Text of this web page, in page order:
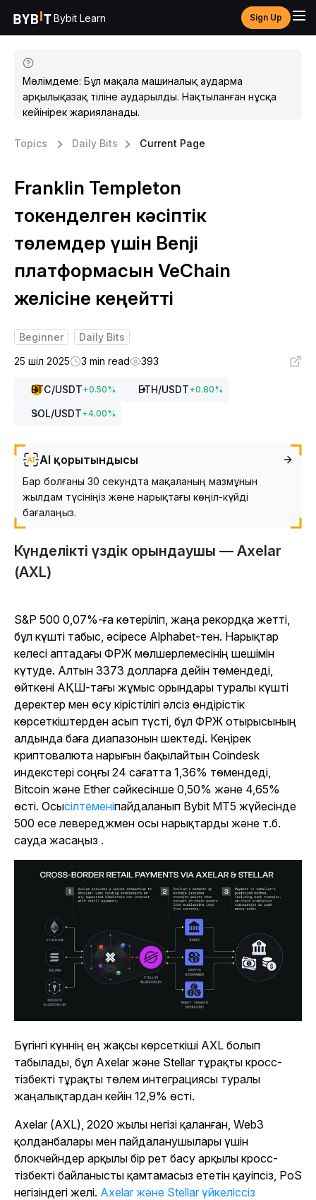
Bybit Learn Sign Up
Мәлімдеме: Бұл мақала машиналық аударма
арқылықазақ тіліне аударылды. Нақтыланған нұсқа
кейінірек жарияланады.
Topics Daily Bits Current Page
Franklin Templeton
токенделген кәсіптік
төлемдер үшін Benji
платформасын VeChain
желісіне кеңейтті
Beginner
Daily Bits
25 шіл 2025
3 min read 393
BTC/USDT+0.50% ETH/USDT+0.80%
SOL/USDT+4.00%
AI қорытындысы
Бар болғаны 30 секундта мақаланың мазмұнын
жылдам түсініңіз және нарықтағы көңіл-күйді
бағалаңыз.
Күнделікті үздік орындаушы — Axelar
(AXL)
S&P 500 0,07%-ға көтеріліп, жаңа рекордқа жетті,
бұл күшті табыс, әсіресе Alphabet-тен. Нарықтар
келесі аптадағы ФРЖ мөлшерлемесінің шешімін
күтуде. Алтын 3373 долларға дейін төмендеді,
өйткені АҚШ-тағы жұмыс орындары туралы күшті
деректер мен өсу кірістілігі әлсіз өндірістік
көрсеткіштерден асып түсті, бұл ФРЖ отырысының
алдында баға диапазонын шектеді. Кеңірек
криптовалюта нарығын бақылайтын Coindesk
индекстері соңғы 24 сағатта 1,36% төмендеді,
Bitcoin және Ether сәйкесінше 0,50% және 4,65%
өсті. Осысілтеменіпайдаланып Bybit MT5 жүйесінде
500 есе левереджмен осы нарықтарды және т.б.
сауда жасаңыз .
Бүгінгі күннің ең жақсы көрсеткіші AXL болып
табылады, бұл Axelar және Stellar тұрақты кросс-
тізбекті тұрақты төлем интеграциясы туралы
жаңалықтардан кейін 12,9% өсті.
Axelar (AXL), 2020 жылы негізі қаланған, Web3
қолданбалары мен пайдаланушылары үшін
блокчейндер арқылы бір рет басу арқылы кросс-
тізбекті байланысты қамтамасыз ететін қауіпсіз, PoS
негізіндегі желі. Axelar және Stellar үйкеліссіз